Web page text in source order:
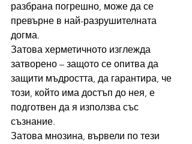
разбрана погрешно, може да се
превърне в най-разрушителната
догма.
Затова херметичното изглежда
затворено – защото се опитва да
защити мъдростта, да гарантира, че
този, който има достъп до нея, е
подготвен да я използва със
съзнание.
Затова мнозина, вървели по тези